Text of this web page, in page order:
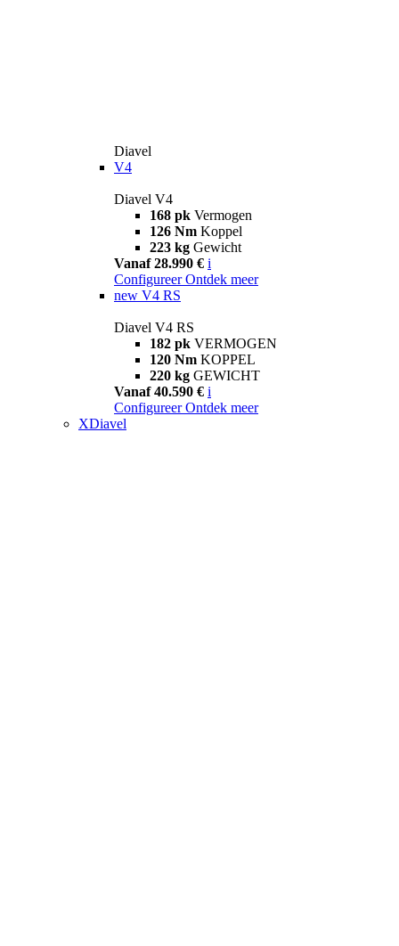
Diavel
V4
Diavel V4
168 pk Vermogen
126 Nm Koppel
223 kg Gewicht
Vanaf 28.990 € i
Configureer Ontdek meer
new V4 RS
Diavel V4 RS
182 pk VERMOGEN
120 Nm KOPPEL
220 kg GEWICHT
Vanaf 40.590 € i
Configureer Ontdek meer
XDiavel